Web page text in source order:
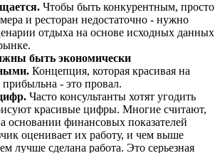
Чтобы быть конкурентным, просто
и ресторан недостаточно - нужно
отдыха на основе исходных данных
быть экономически
Концепция, которая красивая на
прибыльна - это провал.
Часто консультанты хотят угодить
красивые цифры. Многие считают,
основании финансовых показателей
оценивает их работу, и чем выше
лучше сделана работа. Это серьезная